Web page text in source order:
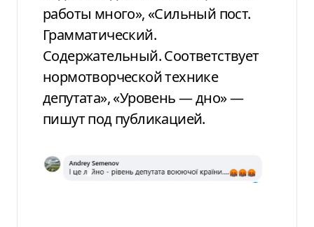
работы много», «Сильный пост.
Грамматический.
Содержательный. Соответствует
нормотворческой технике
депутата», «Уровень — дно» —
пишут под публикацией.